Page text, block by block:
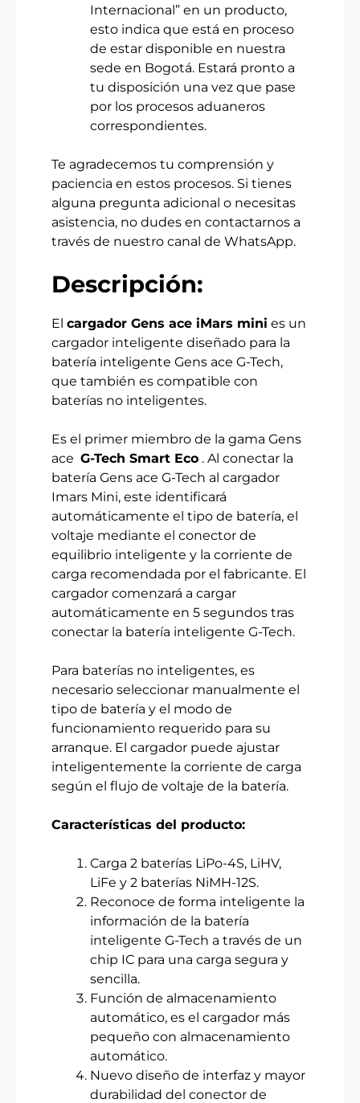
Internacional” en un producto,
esto indica que está en proceso
de estar disponible en nuestra
sede en Bogotá. Estará pronto a
tu disposición una vez que pase
por los procesos aduaneros
correspondientes.
Te agradecemos tu comprensión y
paciencia en estos procesos. Si tienes
alguna pregunta adicional o necesitas
asistencia, no dudes en contactarnos a
través de nuestro canal de WhatsApp.
Descripción:
El cargador Gens ace iMars mini es un
cargador inteligente diseñado para la
batería inteligente Gens ace G-Tech,
que también es compatible con
baterías no inteligentes.
Es el primer miembro de la gama Gens
ace G-Tech Smart Eco . Al conectar la
batería Gens ace G-Tech al cargador
Imars Mini, este identificará
automáticamente el tipo de batería, el
voltaje mediante el conector de
equilibrio inteligente y la corriente de
carga recomendada por el fabricante. El
cargador comenzará a cargar
automáticamente en 5 segundos tras
conectar la batería inteligente G-Tech.
Para baterías no inteligentes, es
necesario seleccionar manualmente el
tipo de batería y el modo de
funcionamiento requerido para su
arranque. El cargador puede ajustar
inteligentemente la corriente de carga
según el flujo de voltaje de la batería.
Características del producto:
Carga 2 baterías LiPo-4S, LiHV,
LiFe y 2 baterías NiMH-12S.
Reconoce de forma inteligente la
información de la batería
inteligente G-Tech a través de un
chip IC para una carga segura y
sencilla.
Función de almacenamiento
automático, es el cargador más
pequeño con almacenamiento
automático.
Nuevo diseño de interfaz y mayor
durabilidad del conector de